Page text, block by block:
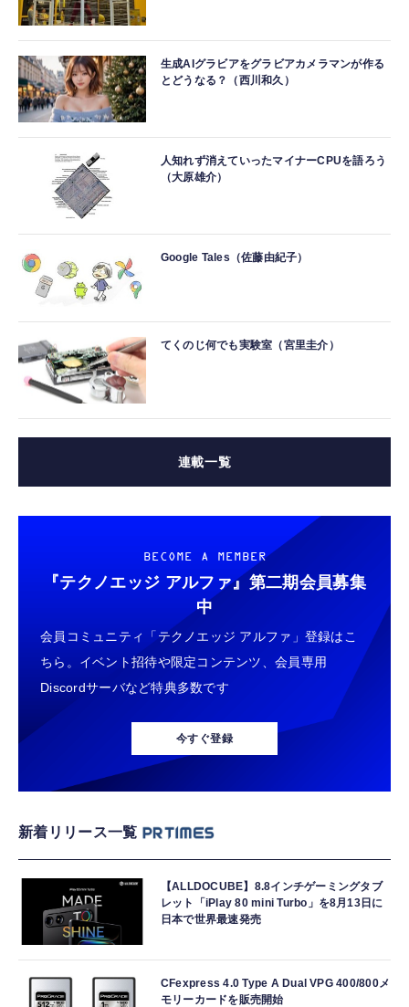
生成AIグラビアをグラビアカメラマンが作る
とどうなる？（西川和久）
人知れず消えていったマイナーCPUを語ろう
（大原雄介）
Google Tales（佐藤由紀子）
てくのじ何でも実験室（宮里圭介）
連載一覧
BECOME A MEMBER
『テクノエッジ アルファ』 第二期会員募集
中
会員コミュニティ「テクノエッジ アルファ」登録はこ
ちら。イベント招待や限定コンテンツ、会員専用
Discordサーバなど特典多数です
今すぐ登録
新着リリース一覧
【ALLDOCUBE】8.8インチゲーミングタブ
レット「iPlay 80 mini Turbo」を8月13日に
日本で世界最速発売
CFexpress 4.0 Type A Dual VPG 400/800メ
モリーカードを販売開始